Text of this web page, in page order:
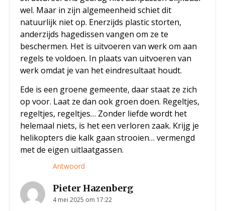
wel. Maar in zijn algemeenheid schiet dit
natuurlijk niet op. Enerzijds plastic storten,
anderzijds hagedissen vangen om ze te
beschermen. Het is uitvoeren van werk om aan
regels te voldoen. In plaats van uitvoeren van
werk omdat je van het eindresultaat houdt.
Ede is een groene gemeente, daar staat ze zich
op voor. Laat ze dan ook groen doen. Regeltjes,
regeltjes, regeltjes… Zonder liefde wordt het
helemaal niets, is het een verloren zaak. Krijg je
helikopters die kalk gaan strooien… vermengd
met de eigen uitlaatgassen.
Antwoord
Pieter Hazenberg
4 mei 2025 om 17:22